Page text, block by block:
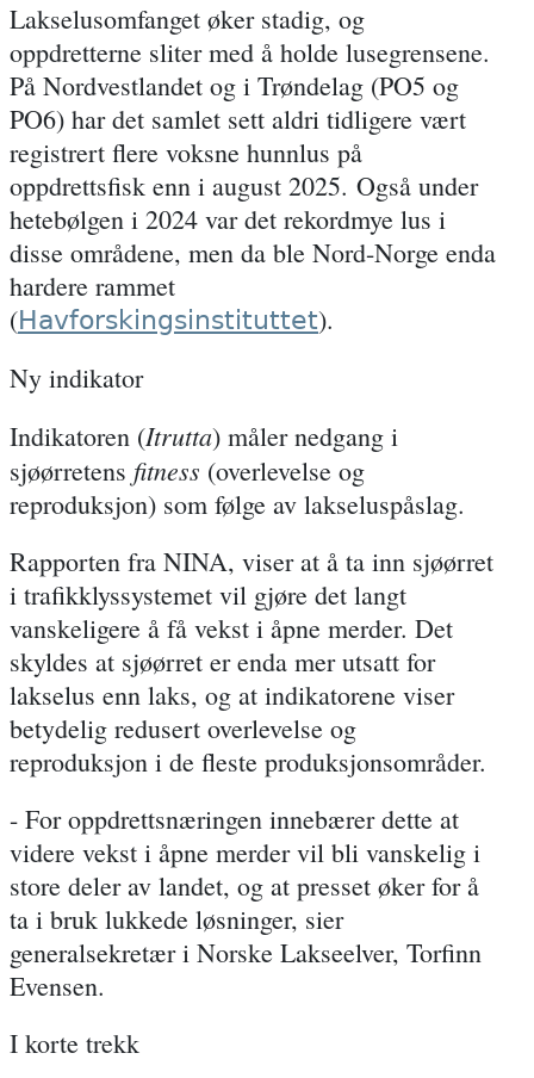
Lakselusomfanget øker stadig, og
oppdretterne sliter med å holde lusegrensene.
På Nordvestlandet og i Trøndelag (PO5 og
PO6) har det samlet sett aldri tidligere vært
registrert flere voksne hunnlus på
oppdrettsfisk enn i august 2025. Også under
hetebølgen i 2024 var det rekordmye lus i
disse områdene, men da ble Nord-Norge enda
hardere rammet
(Havforskingsinstituttet).
Ny indikator
Indikatoren (Itrutta) måler nedgang i
sjøørretens fitness (overlevelse og
reproduksjon) som følge av lakseluspåslag.
Rapporten fra NINA, viser at å ta inn sjøørret
i trafikklyssystemet vil gjøre det langt
vanskeligere å få vekst i åpne merder. Det
skyldes at sjøørret er enda mer utsatt for
lakselus enn laks, og at indikatorene viser
betydelig redusert overlevelse og
reproduksjon i de fleste produksjonsområder.
- For oppdrettsnæringen innebærer dette at
videre vekst i åpne merder vil bli vanskelig i
store deler av landet, og at presset øker for å
ta i bruk lukkede løsninger, sier
generalsekretær i Norske Lakseelver, Torfinn
Evensen.
I korte trekk